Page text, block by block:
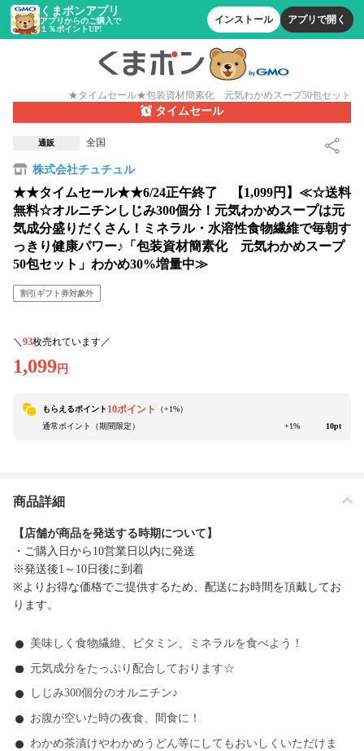
くまポンアプリ
アプリからのご購入で
１％ポイントUP!
インストール アプリで開く
★タイムセール★包装資材簡素化 元気わかめスープ50包セット
タイムセール
通販 全国
株式会社チュチュル
★★タイムセール★★6/24正午終了 【1,099円】≪☆送料
無料☆オルニチンしじみ300個分！元気わかめスープは元
気成分盛りだくさん！ミネラル・水溶性食物繊維で毎朝す
っきり健康パワー♪「包装資材簡素化 元気わかめスープ
50包セット」わかめ30%増量中≫
割引ギフト券対象外
＼ 93枚売れています／
1,099 円
もらえるポイント 10ポイント （+1%）
通常ポイント（期間限定）
+1% 10pt
商品詳細
【店舗が商品を発送する時期について】
・ご購入日から10営業日以内に発送
※発送後1～10日後に到着
※よりお得な価格でご提供するため、配送にお時間を頂戴してお
ります。
美味しく食物繊維、ビタミン、ミネラルを食べよう！
元気成分をたっぷり配合しております☆
しじみ300個分のオルニチン♪
お腹が空いた時の夜食、間食に！
わかめ茶漬けやわかめうどん等にしてもおいしくいただけま